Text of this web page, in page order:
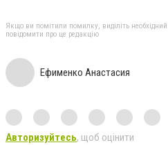
Якщо ви помітили помилку, виділіть
повідомити про це редакцію
Ефименко Анастасия
Авторизуйтесь, щоб оцінити